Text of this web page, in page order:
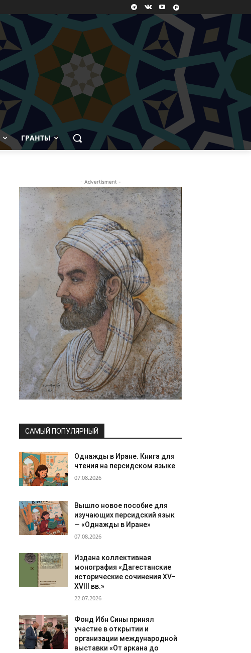
ГРАНТЫ
- Advertisment -
САМЫЙ ПОПУЛЯРНЫЙ
Однажды в Иране. Книга для
чтения на персидском языке
07.08.2026
Вышло новое пособие для
изучающих персидский язык
— «Однажды в Иране»
07.08.2026
Издана коллективная
монография «Дагестанские
исторические сочинения XV–
XVIII вв.»
22.07.2026
Фонд Ибн Сины принял
участие в открытии и
организации международной
выставки «От аркана до